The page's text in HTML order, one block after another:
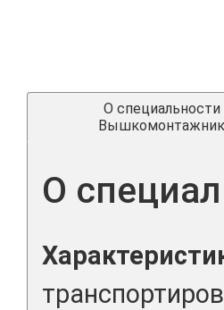
О специальности
Вышкомонтажник
О